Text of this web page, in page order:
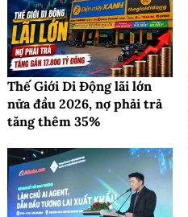
Thế Giới Di Động lãi lớn
nửa đầu 2026, nợ phải trả
tăng thêm 35%